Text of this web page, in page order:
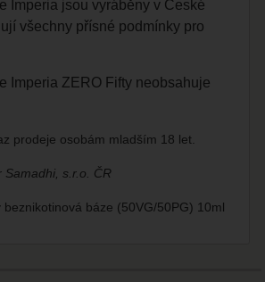
Imperia jsou vyráběny v České
všechny přísné podmínky pro
Imperia ZERO Fifty neobsahuje
prodeje osobám mladším 18 let.
Samadhi, s.r.o. ČR
báze (50VG/50PG) 10ml